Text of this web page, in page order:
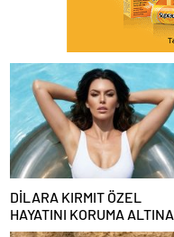
DİLARA KIRMIT ÖZEL
HAYATINI KORUMA ALTINA
ALDI